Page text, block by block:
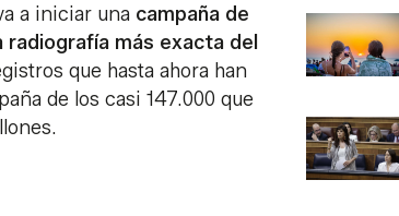
a iniciar una campaña de
más exacta del
que hasta ahora han
de los casi 147.000 que